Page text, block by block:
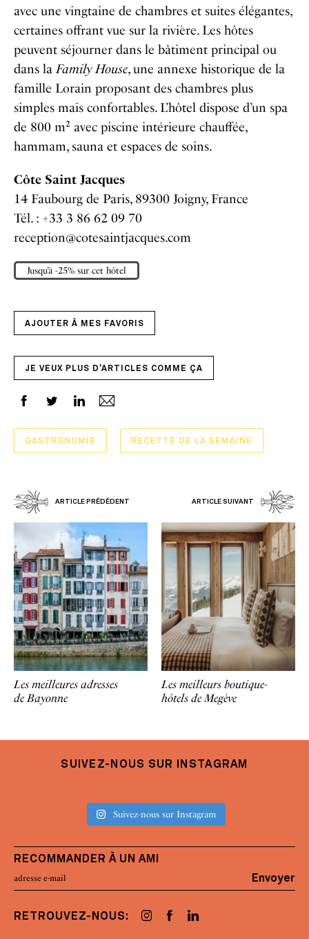
avec une vingtaine de chambres et suites élégantes,
certaines offrant vue sur la rivière. Les hôtes
peuvent séjourner dans le bâtiment principal ou
dans laFamily House, une annexe historique de la
famille Lorain proposant des chambres plus
simples mais confortables. L’hôtel dispose d’un spa
de 800 m² avec piscine intérieure chauffée,
hammam, sauna et espaces de soins.
Côte Saint Jacques
14 Faubourg de Paris, 89300 Joigny, France
Tél. : +33 3 86 62 09 70
reception@cotesaintjacques.com
Jusqu’à -25% sur cet hôtel
AJOUTER À MES FAVORIS
JE VEUX PLUS D'ARTICLES COMME ÇA
GASTRONOMIE RECETTE DE LA SEMAINE
ARTICLE PRÉDÉDENT ARTICLE SUIVANT
Les meilleures adresses
de Bayonne
Les meilleurs boutique-
hôtels de Megève
SUIVEZ-NOUS SUR INSTAGRAM
Suivez-nous sur Instagram
RECOMMANDER À UN AMI
Envoyer
RETROUVEZ-NOUS: